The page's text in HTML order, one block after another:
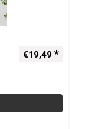
€19,49